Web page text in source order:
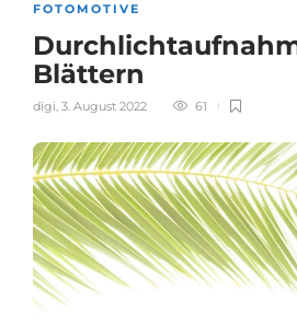
FOTOMOTIVE
Blättern
digi, 3. August 2022 61